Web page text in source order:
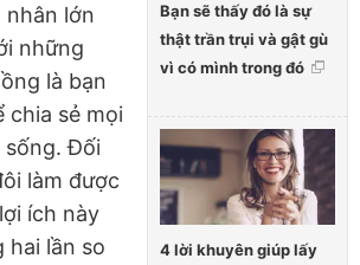
Bạn sẽ thấy đó là sự
thật trần trụi và gật gù
vì có mình trong đó
4 lời khuyên giúp lấy
lớn
những
là bạn
chia sẻ mọi
sống. Đối
làm được
ích này
hai lần so